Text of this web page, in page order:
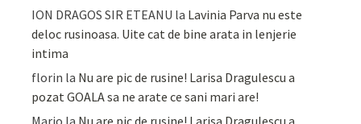
ION DRAGOS SIR ETEANU la Lavinia Parva nu este
deloc rusinoasa. Uite cat de bine arata in lenjerie
intima
florin la Nu are pic de rusine! Larisa Dragulescu a
pozat GOALA sa ne arate ce sani mari are!